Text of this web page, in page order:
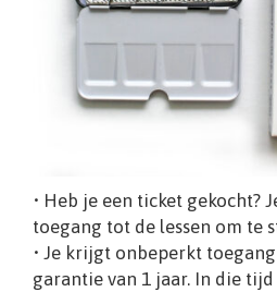
• Heb je een ticket gekocht?
toegang tot de lessen om te
• Je krijgt onbeperkt
garantie van 1 jaar. In die